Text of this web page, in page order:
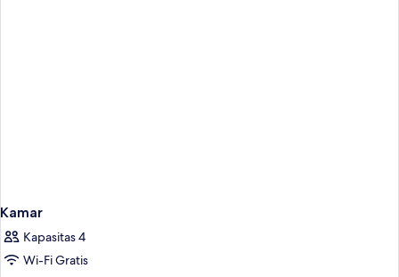
Kamar
Kapasitas 4
Wi-Fi Gratis